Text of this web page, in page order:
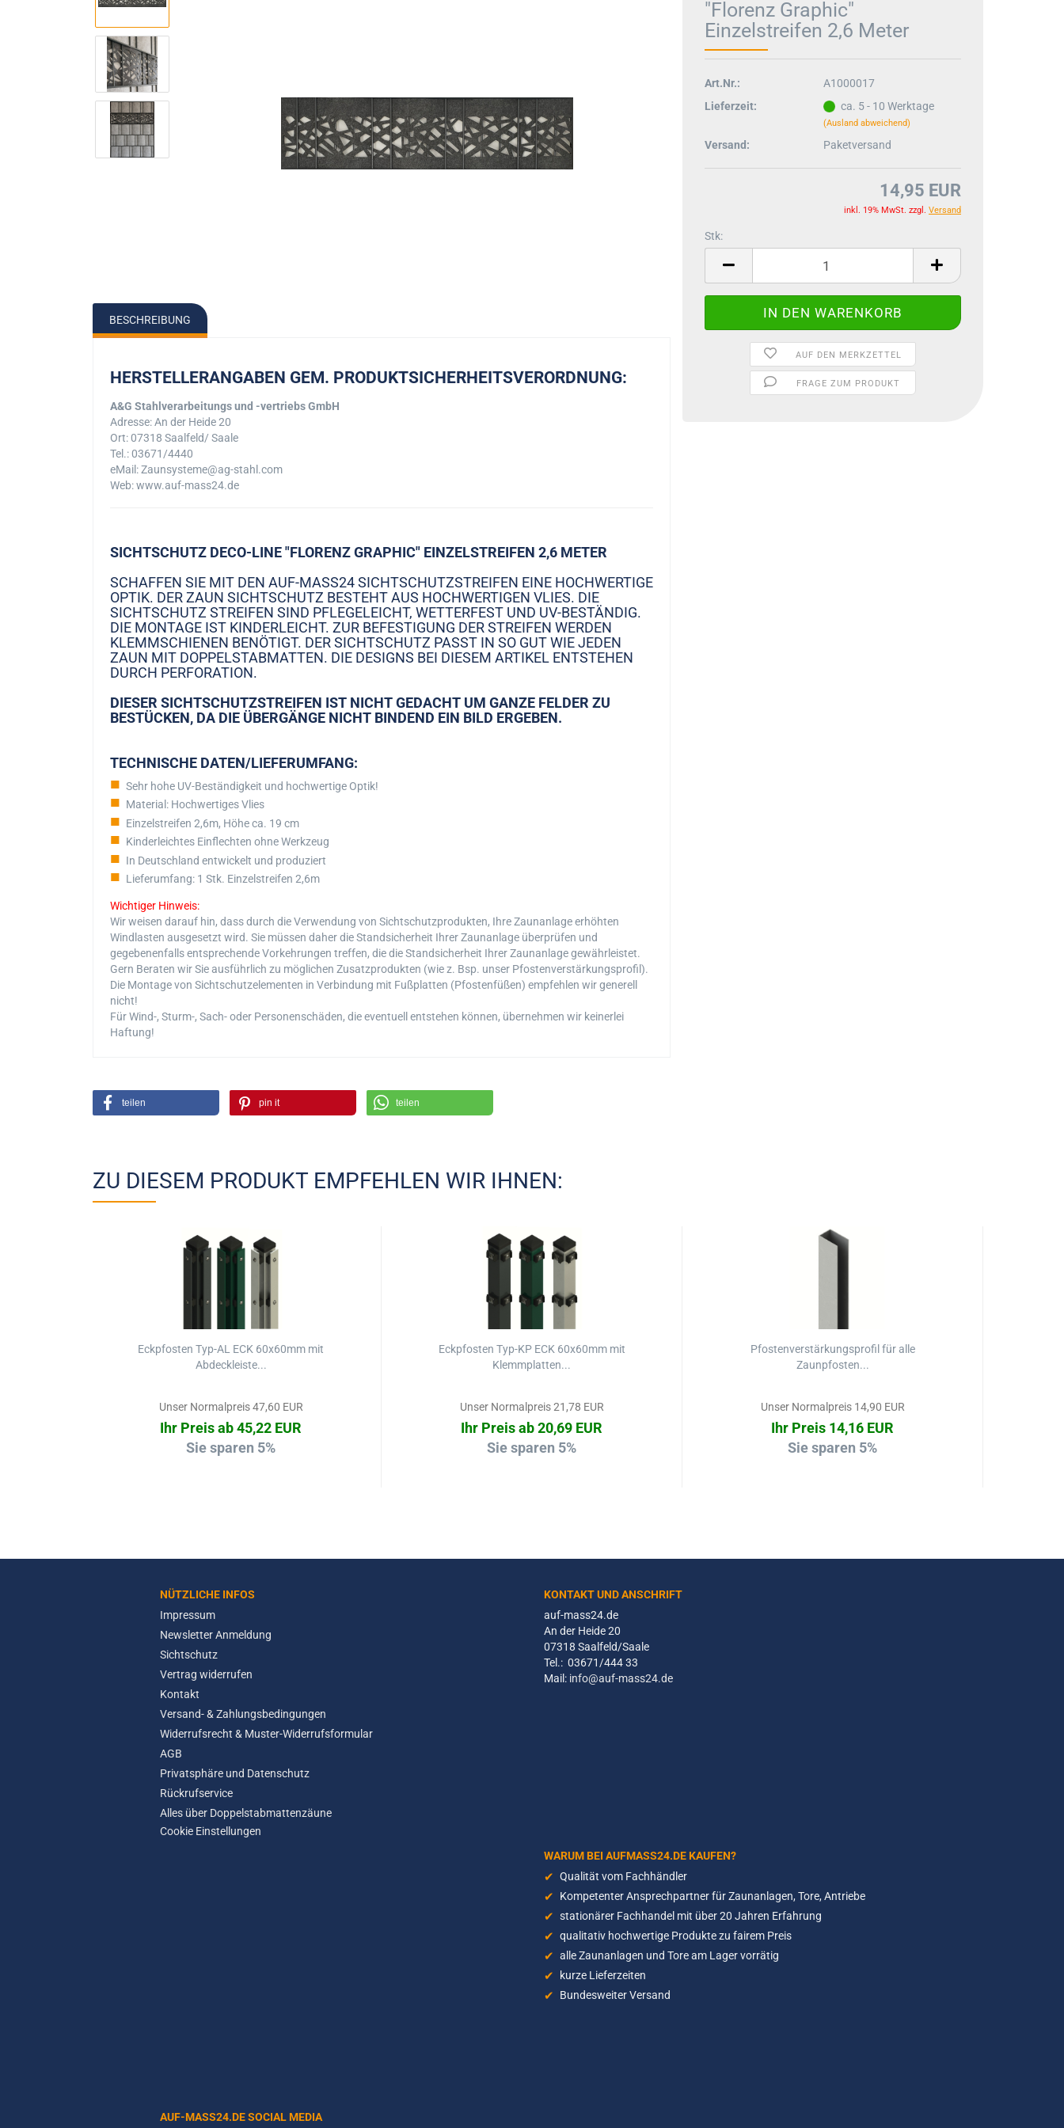
"Florenz Graphic"
Einzelstreifen 2,6 Meter
Art.Nr.:
A1000017
Lieferzeit:
ca. 5 - 10 Werktage
(Ausland abweichend)
Versand: Paketversand
14,95 EUR
inkl. 19% MwSt. zzgl. Versand
Stk:
AUF DEN MERKZETTEL
FRAGE ZUM PRODUKT
BESCHREIBUNG
HERSTELLERANGABEN GEM. PRODUKTSICHERHEITSVERORDNUNG:
A&G Stahlverarbeitungs und -vertriebs GmbH
Adresse: An der Heide 20
Ort: 07318 Saalfeld/ Saale
Tel.: 03671/4440
eMail: Zaunsysteme@ag-stahl.com
Web: www.auf-mass24.de
SICHTSCHUTZ DECO-LINE "FLORENZ GRAPHIC" EINZELSTREIFEN 2,6 METER
SCHAFFEN SIE MIT DEN AUF-MASS24 SICHTSCHUTZSTREIFEN EINE HOCHWERTIGE
OPTIK. DER ZAUN SICHTSCHUTZ BESTEHT AUS HOCHWERTIGEN VLIES. DIE
SICHTSCHUTZ STREIFEN SIND PFLEGELEICHT, WETTERFEST UND UV-BESTÄNDIG.
DIE MONTAGE IST KINDERLEICHT. ZUR BEFESTIGUNG DER STREIFEN WERDEN
KLEMMSCHIENEN BENÖTIGT. DER SICHTSCHUTZ PASST IN SO GUT WIE JEDEN
ZAUN MIT DOPPELSTABMATTEN. DIE DESIGNS BEI DIESEM ARTIKEL ENTSTEHEN
DURCH PERFORATION.
DIESER SICHTSCHUTZSTREIFEN IST NICHT GEDACHT UM GANZE FELDER ZU
BESTÜCKEN, DA DIE ÜBERGÄNGE NICHT BINDEND EIN BILD ERGEBEN.
TECHNISCHE DATEN/LIEFERUMFANG:
Sehr hohe UV-Beständigkeit und hochwertige Optik!
Material: Hochwertiges Vlies
Einzelstreifen 2,6m, Höhe ca. 19 cm
Kinderleichtes Einflechten ohne Werkzeug
In Deutschland entwickelt und produziert
Lieferumfang: 1 Stk. Einzelstreifen 2,6m
Wichtiger Hinweis:
Wir weisen darauf hin, dass durch die Verwendung von Sichtschutzprodukten, Ihre Zaunanlage erhöhten
Windlasten ausgesetzt wird. Sie müssen daher die Standsicherheit Ihrer Zaunanlage überprüfen und
gegebenenfalls entsprechende Vorkehrungen treffen, die die Standsicherheit Ihrer Zaunanlage gewährleistet.
Gern Beraten wir Sie ausführlich zu möglichen Zusatzprodukten (wie z. Bsp. unser Pfostenverstärkungsprofil).
Die Montage von Sichtschutzelementen in Verbindung mit Fußplatten (Pfostenfüßen) empfehlen wir generell
nicht!
Für Wind-, Sturm-, Sach- oder Personenschäden, die eventuell entstehen können, übernehmen wir keinerlei
Haftung!
teilen pin it teilen
ZU DIESEM PRODUKT EMPFEHLEN WIR IHNEN:
Eckpfosten Typ-AL ECK 60x60mm mit
Abdeckleiste...
Unser Normalpreis 47,60 EUR
Ihr Preis ab 45,22 EUR
Sie sparen 5%
Eckpfosten Typ-KP ECK 60x60mm mit
Klemmplatten...
Unser Normalpreis 21,78 EUR
Ihr Preis ab 20,69 EUR
Sie sparen 5%
Pfostenverstärkungsprofil für alle
Zaunpfosten...
Unser Normalpreis 14,90 EUR
Ihr Preis 14,16 EUR
Sie sparen 5%
NÜTZLICHE INFOS
Impressum
Newsletter Anmeldung
Sichtschutz
Vertrag widerrufen
Kontakt
Versand- & Zahlungsbedingungen
Widerrufsrecht & Muster-Widerrufsformular
AGB
Privatsphäre und Datenschutz
Rückrufservice
Alles über Doppelstabmattenzäune
Cookie Einstellungen
KONTAKT UND ANSCHRIFT
auf-mass24.de
An der Heide 20
07318 Saalfeld/Saale
Tel.: 03671/444 33
Mail: info@auf-mass24.de
WARUM BEI AUFMASS24.DE KAUFEN?
Qualität vom Fachhändler
Kompetenter Ansprechpartner für Zaunanlagen, Tore, Antriebe
stationärer Fachhandel mit über 20 Jahren Erfahrung
qualitativ hochwertige Produkte zu fairem Preis
alle Zaunanlagen und Tore am Lager vorrätig
kurze Lieferzeiten
Bundesweiter Versand
AUF-MASS24.DE SOCIAL MEDIA